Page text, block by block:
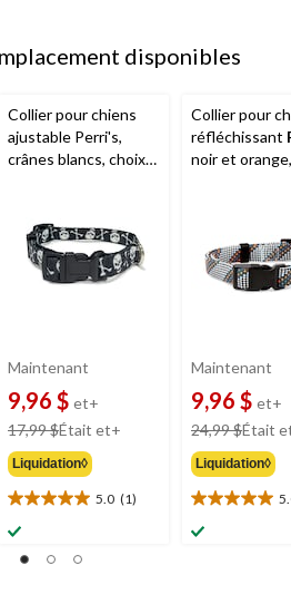
disponibles
Collier pour chiens
ajustable Perri's,
crânes blancs, choix
Maintenant
9,96 $ et+
17,99 $Était et+
partir
Liquidation◊
5.0 (1)
5.0
étoile(s)
sur
Collier pour
réfléchissant
noir et
Maintenant
9,96 $ et+
24,99 $Était
Liquidation◊
5.0
étoile(s)